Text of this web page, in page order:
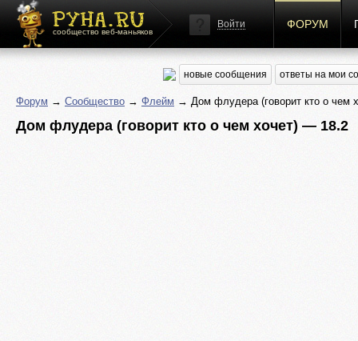
сообщество веб-маньяков
Войти ФОРУМ
новые сообщения ответы на мои
Форум → Сообщество → Флейм → Дом флудера (говорит кто о чем
Дом флудера (говорит кто о чем хочет) — 18.2